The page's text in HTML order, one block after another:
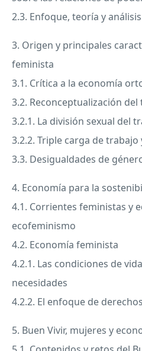
2.3. Enfoque, teoría y
3. Origen y principales
feminista
3.1. Crítica a la economía
3.2. Reconceptualización
3.2.1. La división sexual del
3.2.2. Triple carga de trabajo
3.3. Desigualdades de
4. Economía para la
4.1. Corrientes feministas y
ecofeminismo
4.2. Economía feminista
4.2.1. Las condiciones de
necesidades
4.2.2. El enfoque de
5. Buen Vivir, mujeres y